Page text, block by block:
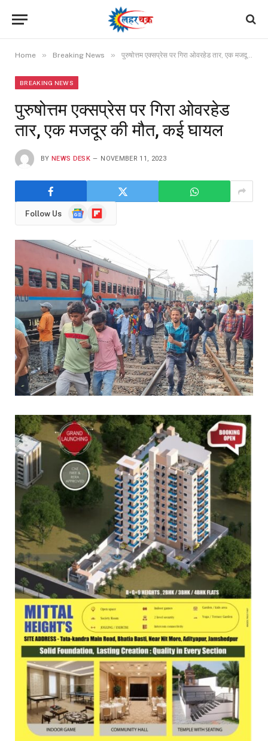
Home » Breaking News » पुरुषोत्तम एक्सप्रेस पर गिरा ओवरहेड तार, एक मजदूर की मौत, कई घायल
BREAKING NEWS
पुरुषोत्तम एक्सप्रेस पर गिरा ओवरहेड
तार, एक मजदूर की मौत, कई घायल
BY NEWS DESK NOVEMBER 11, 2023
Follow Us
GoogleFlipboard